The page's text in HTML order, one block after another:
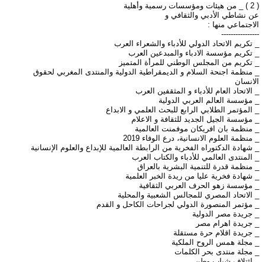
( 2 ) _ من هيئات ومؤسسات رسمية وأهلية
عن نشاطي الأدبي والثقافي و
الاجتماعي منها :
----------------
_ تكريم الاتحاد الدولي للأدباء والشعراء العرب
_ تكريم مؤسسة الادباء والمبدعين العرب
_ تكريم من المجلس الوطني للمرأة المتميز
_ منظمة اجنحة السلام و الديمقراطية الدولية والمنتدى المغربي لحقوق
الانسان
_ الاتحاد العام للأدباء و المثقفين العرب
_ مؤسسة العالم العربي الدولية
_ المؤتمر الطلابي الرابع للبحث العلمي و الابداع
_ مؤسسة الجيل الجديد للثقافة و الاعلام
_ منظمة بان افريكان موفمنت العالمية
_ منظمة العلوم الانسانية، درع الوفاء 2019
_ شهادة الدكتوراه الفخرية من الرابطة العالمية للإبداع والعلوم الإنسانية
_ المنتدى العالمي للأدباء والكتاب العرب
_ منظمة قدرة للتنمية البشرية بالعراق
_ شهادة فخرية عليا من ريدة الخبر العلمية
_ مؤسسة زهو الحرف العربي الثقافية
_ الاتحاد المصري للمجالس الشعبية والمحلية
_ مؤتمر المنصورة الدولي لجراحات الكاحل و القدم
_ جريدة مصر الدولية
_ جريدة اهرام مصر
_ جريدة اقلام حرة مستقلة
_ مجلة همس الروح الملكية
_ مجلة منتدى بحر الكلمات